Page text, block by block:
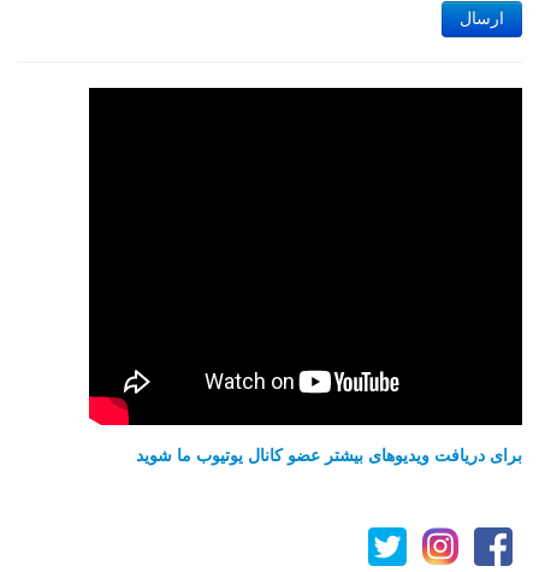
ارسال
برای دریافت ویدیوهای بیشتر عضو کانال یوتیوب ما شوید